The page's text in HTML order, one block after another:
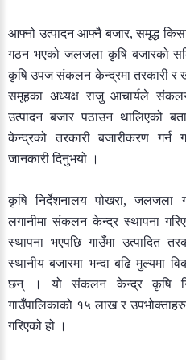
आफ्नो उत्पादन आफ्नै बजार,समृद्ध
गठन भएको जलजला कृषि बजारको
कृषि उपज संकलन केन्द्रमा तरकारी र
समूहका अध्यक्ष राजु आचार्यले
उत्पादन बजार पठाउन थालिएको
केन्द्रको
तरकारी बजारीकरण गर्न
जानकारी दिनुभयो ।
कृषि निर्देशनालय पोखरा,जलजला
लगानीमा संकलन केन्द्र स्थापना
स्थापना भएपछि गाउँमा उत्पादित
स्थानीय बजारमा भन्दा बढि मुल्यमा
छन्
। यो संकलन केन्द्र कृषि
गाउँपालिकाको १५ लाख र उपभोक्ताहरु
गरिएको हो ।